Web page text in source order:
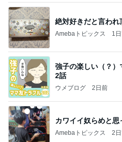
絶対好きだと言われ
Amebaトピックス 1
強子の楽しい（？
2話
ウメブログ 2日前
カワイイ奴らめと思
Amebaトピックス 2